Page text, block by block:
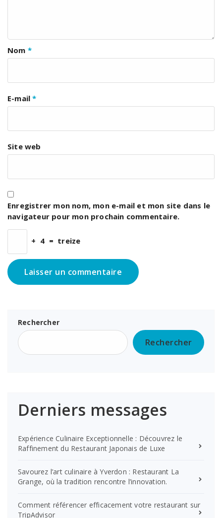
Nom *
E-mail*
Site web
Enregistrer mon nom, mon e-mail et mon site dans le
navigateur pour mon prochain commentaire.
+ 4 = treize
Rechercher
Rechercher
Derniers messages
Expérience Culinaire Exceptionnelle : Découvrez le
Raffinement du Restaurant Japonais de Luxe
Savourez l’art culinaire à Yverdon : Restaurant La
Grange, où la tradition rencontre l’innovation.
Comment référencer efficacement votre restaurant sur
TripAdvisor